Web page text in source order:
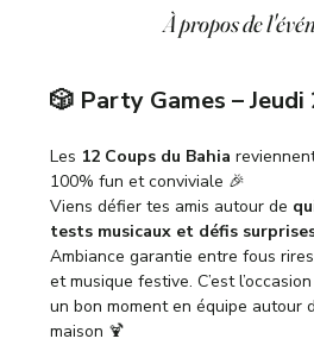
À propos de
🎲 Party Games –
Les 12 Coups du Bahia
100% fun et conviviale 🎉
Viens défier tes amis autour de
tests musicaux et défis
Ambiance garantie entre fous
et musique festive. C’est
un bon moment en équipe autour
maison 🍹